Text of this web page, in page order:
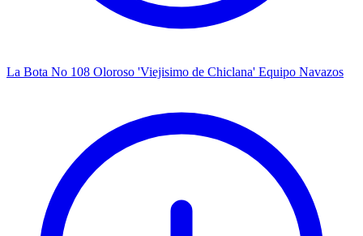
La Bota No 108 Oloroso 'Viejisimo de Chiclana' Equipo Navazos